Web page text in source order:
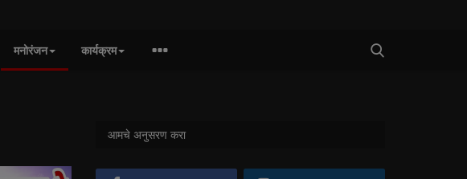
मनोरंजन कार्यक्रम
आमचे अनुसरण करा